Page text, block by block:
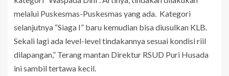
melalui Puskesmas-Puskesmas yang ada. Kategori
selanjutnya “Siaga I” baru kemudian bisa diusulkan KLB.
Sekali lagi ada level-level tindakannya sesuai kondisi riil
dilapangan,” Terang mantan Direktur RSUD Puri Husada
ini sambil tertawa kecil.